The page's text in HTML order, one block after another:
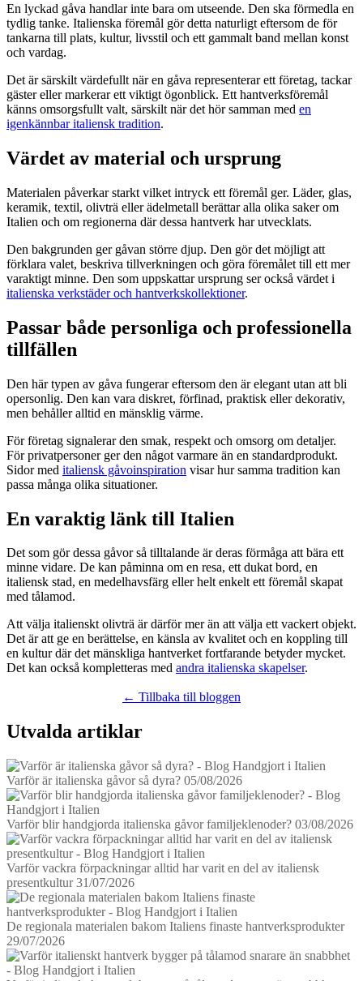
En lyckad gåva handlar inte bara om utseende. Den ska förmedla en
tydlig tanke. Italienska föremål gör detta naturligt eftersom de för
tankarna till plats, kultur, livsstil och ett gammalt band mellan konst
och vardag.
Det är särskilt värdefullt när en gåva representerar ett företag, tackar
gäster eller markerar ett viktigt ögonblick. Ett hantverksföremål
känns omsorgsfullt valt, särskilt när det hör samman med en
igenkännbar italiensk tradition.
Värdet av material och ursprung
Materialen påverkar starkt vilket intryck ett föremål ger. Läder, glas,
keramik, textil, olivträ eller ädelmetall berättar alla olika saker om
Italien och om regionerna där dessa hantverk har utvecklats.
Den bakgrunden ger gåvan större djup. Den gör det möjligt att
förklara valet, beskriva tillverkningen och göra föremålet till ett mer
varaktigt minne. Den som uppskattar ursprung ser också värdet i
italienska verkstäder och hantverkskollektioner.
Passar både personliga och professionella
tillfällen
Den här typen av gåva fungerar eftersom den är elegant utan att bli
opersonlig. Den kan vara diskret, förfinad, praktisk eller dekorativ,
men behåller alltid en mänsklig värme.
För företag signalerar den smak, respekt och omsorg om detaljer.
För privatpersoner ger den något varmare än en standardprodukt.
Sidor med italiensk gåvoinspiration visar hur samma tradition kan
passa många olika situationer.
En varaktig länk till Italien
Det som gör dessa gåvor så tilltalande är deras förmåga att bära ett
minne vidare. De kan påminna om en resa, ett dukat bord, en
italiensk stad, en medelhavsfärg eller helt enkelt ett föremål skapat
med tålamod.
Att välja italienskt olivträ är därför mer än att välja ett vackert objekt.
Det är att ge en berättelse, en känsla av kvalitet och en koppling till
en kultur där det mänskliga hantverket fortfarande betyder mycket.
Det kan också kompletteras med andra italienska skapelser.
← Tillbaka till bloggen
Utvalda artiklar
Varför är italienska gåvor så dyra? 05/08/2026
Varför blir handgjorda italienska gåvor familjeklenoder? 03/08/2026
Varför vackra förpackningar alltid har varit en del av italiensk
presentkultur 31/07/2026
De regionala materialen bakom Italiens finaste hantverksprodukter
29/07/2026